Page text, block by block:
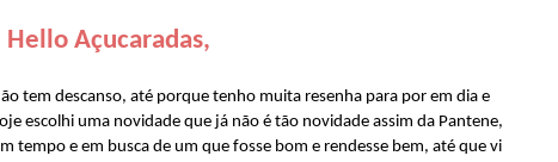
Hello Açucaradas,
tem descanso, até porque tenho muita resenha para por em dia e
escolhi uma novidade que já não é tão novidade assim da Pantene,
tempo e em busca de um que fosse bom e rendesse bem, até que vi